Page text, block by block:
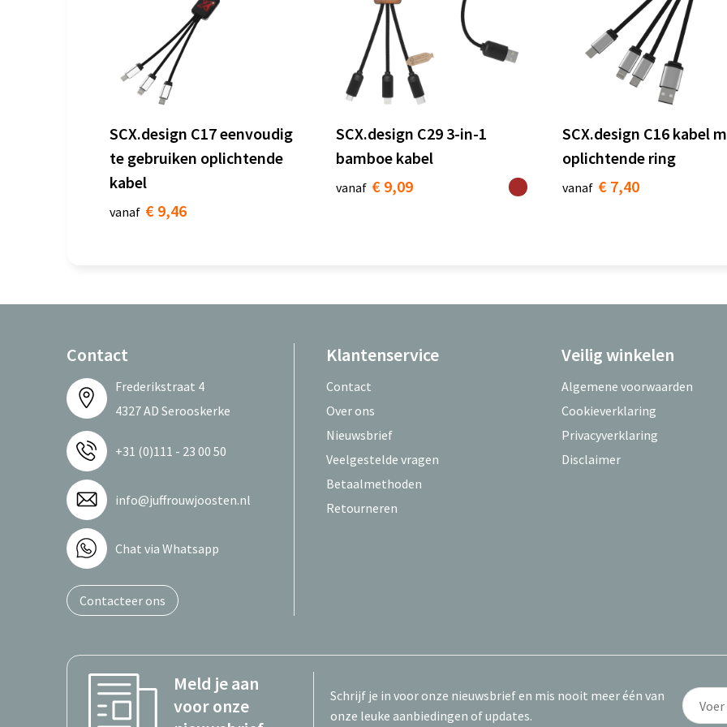
SCX.design C17 eenvoudig
te gebruiken oplichtende
kabel
vanaf € 9,46
SCX.design C29 3-in-1
bamboe kabel
vanaf € 9,09
SCX.design C16 kabel
oplichtende ring
vanaf € 7,40
Contact
Frederikstraat 4
4327 AD Serooskerke
+31 (0)111 - 23 00 50
info@juffrouwjoosten.nl
Chat via Whatsapp
Contacteer ons
Klantenservice
Contact
Over ons
Nieuwsbrief
Veelgestelde vragen
Betaalmethoden
Retourneren
Veilig winkelen
Algemene voorwaarden
Cookieverklaring
Privacyverklaring
Disclaimer
Meld je aan
voor onze
Schrijf je in voor onze nieuwsbrief en mis nooit meer één van
onze leuke aanbiedingen of updates.